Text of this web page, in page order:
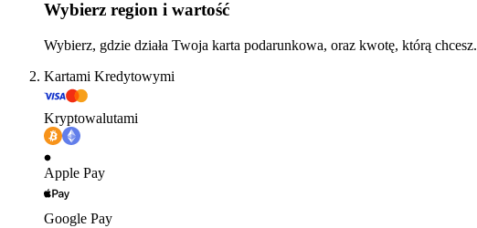
Wybierz region i wartość
Wybierz, gdzie działa Twoja karta podarunkowa, oraz kwotę, którą chcesz.
Kartami Kredytowymi
Kryptowalutami
Apple Pay
Google Pay